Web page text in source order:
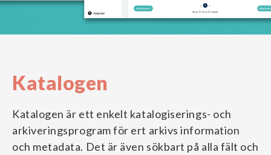
Katalogen
Katalogen är ett enkelt katalogiserings- och
arkiveringsprogram för ert arkivs information
och metadata. Det är även sökbart på alla fält och